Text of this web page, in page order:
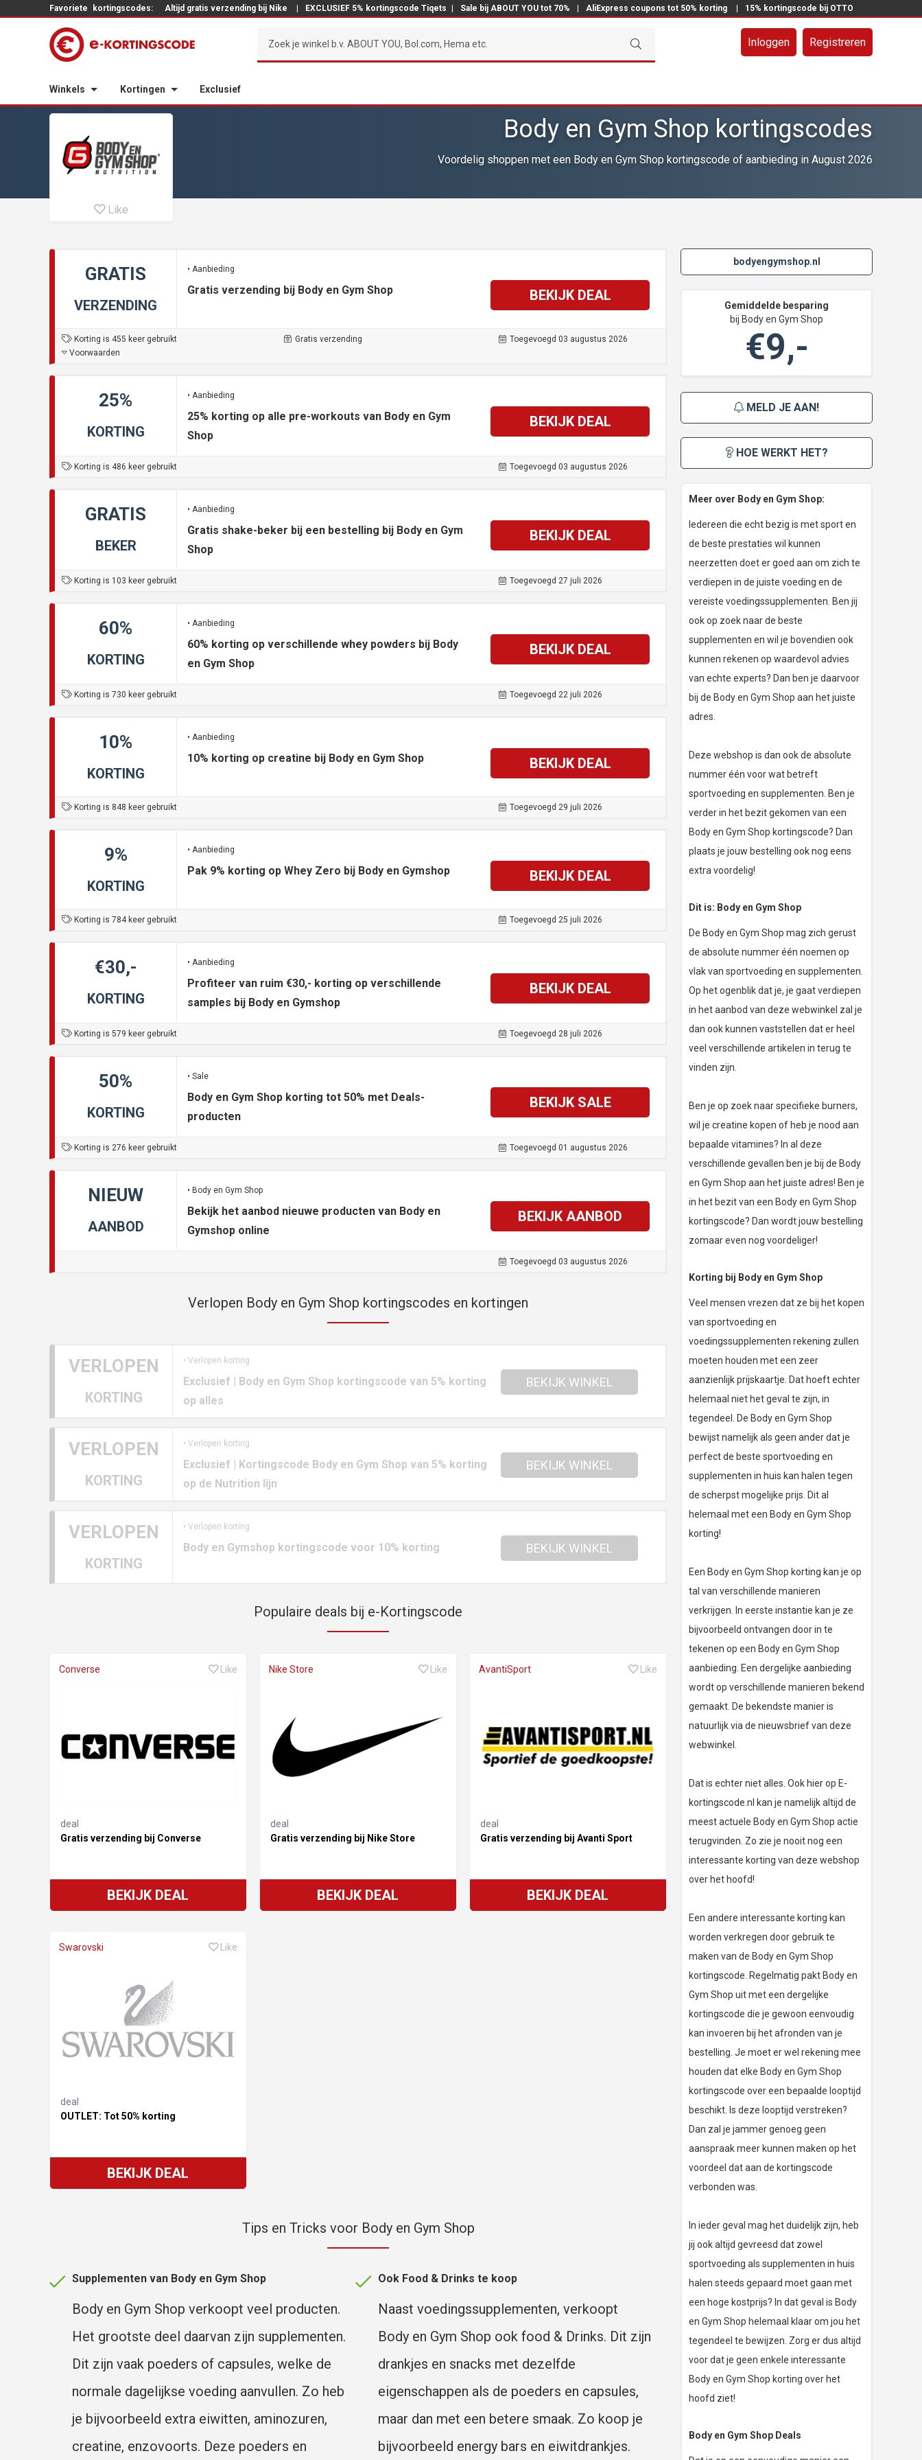
Favoriete kortingscodes: Altijd gratis verzending bij Nike EXCLUSIEF 5% kortingscode Tiqets Sale bij ABOUT YOU tot 70% AliExpress coupons tot 50% korting 15% kortingscode bij OTTO
Inloggen Registreren
Winkels Kortingen Exclusief
Body en Gym Shop kortingscodes
Voordelig shoppen met een Body en Gym Shop kortingscode of aanbieding in August 2026
Like
GRATIS
VERZENDING
• Aanbieding
Gratis verzending bij Body en Gym Shop BEKIJK DEAL
Korting is 455 keer gebruikt
Voorwaarden
Gratis verzending Toegevoegd 03 augustus 2026
25%
KORTING
• Aanbieding
25% korting op alle pre-workouts van Body en Gym
Shop
BEKIJK DEAL
Korting is 486 keer gebruikt Toegevoegd 03 augustus 2026
GRATIS
BEKER
• Aanbieding
Gratis shake-beker bij een bestelling bij Body en Gym
Shop
BEKIJK DEAL
Korting is 103 keer gebruikt Toegevoegd 27 juli 2026
60%
KORTING
• Aanbieding
60% korting op verschillende whey powders bij Body
en Gym Shop
BEKIJK DEAL
Korting is 730 keer gebruikt Toegevoegd 22 juli 2026
10%
KORTING
• Aanbieding
10% korting op creatine bij Body en Gym Shop BEKIJK DEAL
Korting is 848 keer gebruikt Toegevoegd 29 juli 2026
9%
KORTING
• Aanbieding
Pak 9% korting op Whey Zero bij Body en Gymshop BEKIJK DEAL
Korting is 784 keer gebruikt Toegevoegd 25 juli 2026
€30,-
KORTING
• Aanbieding
Profiteer van ruim €30,- korting op verschillende
samples bij Body en Gymshop
BEKIJK DEAL
Korting is 579 keer gebruikt Toegevoegd 28 juli 2026
50%
KORTING
• Sale
Body en Gym Shop korting tot 50% met Deals-
producten
BEKIJK SALE
Korting is 276 keer gebruikt Toegevoegd 01 augustus 2026
NIEUW
AANBOD
• Body en Gym Shop
Bekijk het aanbod nieuwe producten van Body en
Gymshop online
BEKIJK AANBOD
Toegevoegd 03 augustus 2026
Verlopen Body en Gym Shop kortingscodes en kortingen
VERLOPEN
KORTING
• Verlopen korting
Exclusief | Body en Gym Shop kortingscode van 5% korting
op alles
BEKIJK WINKEL
VERLOPEN
KORTING
• Verlopen korting
Exclusief | Kortingscode Body en Gym Shop van 5% korting
op de Nutrition lijn
BEKIJK WINKEL
VERLOPEN
KORTING
• Verlopen korting
Body en Gymshop kortingscode voor 10% korting BEKIJK WINKEL
Populaire deals bij e-Kortingscode
Converse Like
deal
Gratis verzending bij Converse
BEKIJK DEAL
Nike Store Like
deal
Gratis verzending bij Nike Store
BEKIJK DEAL
AvantiSport Like
deal
Gratis verzending bij Avanti Sport
BEKIJK DEAL
Swarovski Like
deal
OUTLET: Tot 50% korting
BEKIJK DEAL
Tips en Tricks voor Body en Gym Shop
Supplementen van Body en Gym Shop
Body en Gym Shop verkoopt veel producten.
Het grootste deel daarvan zijn supplementen.
Dit zijn vaak poeders of capsules, welke de
normale dagelijkse voeding aanvullen. Zo heb
je bijvoorbeeld extra eiwitten, aminozuren,
creatine, enzovoorts. Deze poeders en
Ook Food & Drinks te koop
Naast voedingssupplementen, verkoopt
Body en Gym Shop ook food & Drinks. Dit zijn
drankjes en snacks met dezelfde
eigenschappen als de poeders en capsules,
maar dan met een betere smaak. Zo koop je
bijvoorbeeld energy bars en eiwitdrankjes.
bodyengymshop.nl
Gemiddelde besparing
bij Body en Gym Shop
€9,-
MELD JE AAN!
HOE WERKT HET?
Meer over Body en Gym Shop:
Iedereen die echt bezig is met sport en
de beste prestaties wil kunnen
neerzetten doet er goed aan om zich te
verdiepen in de juiste voeding en de
vereiste voedingssupplementen. Ben jij
ook op zoek naar de beste
supplementen en wil je bovendien ook
kunnen rekenen op waardevol advies
van echte experts? Dan ben je daarvoor
bij de Body en Gym Shop aan het juiste
adres.
Deze webshop is dan ook de absolute
nummer één voor wat betreft
sportvoeding en supplementen. Ben je
verder in het bezit gekomen van een
Body en Gym Shop kortingscode? Dan
plaats je jouw bestelling ook nog eens
extra voordelig!
Dit is: Body en Gym Shop
De Body en Gym Shop mag zich gerust
de absolute nummer één noemen op
vlak van sportvoeding en supplementen.
Op het ogenblik dat je, je gaat verdiepen
in het aanbod van deze webwinkel zal je
dan ook kunnen vaststellen dat er heel
veel verschillende artikelen in terug te
vinden zijn.
Ben je op zoek naar specifieke burners,
wil je creatine kopen of heb je nood aan
bepaalde vitamines? In al deze
verschillende gevallen ben je bij de Body
en Gym Shop aan het juiste adres! Ben je
in het bezit van een Body en Gym Shop
kortingscode? Dan wordt jouw bestelling
zomaar even nog voordeliger!
Korting bij Body en Gym Shop
Veel mensen vrezen dat ze bij het kopen
van sportvoeding en
voedingssupplementen rekening zullen
moeten houden met een zeer
aanzienlijk prijskaartje. Dat hoeft echter
helemaal niet het geval te zijn, in
tegendeel. De Body en Gym Shop
bewijst namelijk als geen ander dat je
perfect de beste sportvoeding en
supplementen in huis kan halen tegen
de scherpst mogelijke prijs. Dit al
helemaal met een Body en Gym Shop
korting!
Een Body en Gym Shop korting kan je op
tal van verschillende manieren
verkrijgen. In eerste instantie kan je ze
bijvoorbeeld ontvangen door in te
tekenen op een Body en Gym Shop
aanbieding. Een dergelijke aanbieding
wordt op verschillende manieren bekend
gemaakt. De bekendste manier is
natuurlijk via de nieuwsbrief van deze
webwinkel.
Dat is echter niet alles. Ook hier op E-
kortingscode.nl kan je namelijk altijd de
meest actuele Body en Gym Shop actie
terugvinden. Zo zie je nooit nog een
interessante korting van deze webshop
over het hoofd!
Een andere interessante korting kan
worden verkregen door gebruik te
maken van de Body en Gym Shop
kortingscode. Regelmatig pakt Body en
Gym Shop uit met een dergelijke
kortingscode die je gewoon eenvoudig
kan invoeren bij het afronden van je
bestelling. Je moet er wel rekening mee
houden dat elke Body en Gym Shop
kortingscode over een bepaalde looptijd
beschikt. Is deze looptijd verstreken?
Dan zal je jammer genoeg geen
aanspraak meer kunnen maken op het
voordeel dat aan de kortingscode
verbonden was.
In ieder geval mag het duidelijk zijn, heb
jij ook altijd gevreesd dat zowel
sportvoeding als supplementen in huis
halen steeds gepaard moet gaan met
een hoge kostprijs? In dat geval is Body
en Gym Shop helemaal klaar om jou het
tegendeel te bewijzen. Zorg er dus altijd
voor dat je geen enkele interessante
Body en Gym Shop korting over het
hoofd ziet!
Body en Gym Shop Deals